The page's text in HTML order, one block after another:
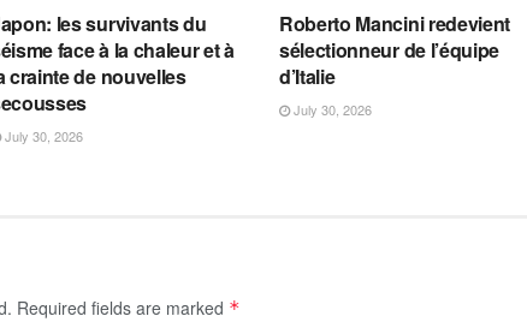
les survivants du
face à la chaleur et à
crainte de nouvelles
July 30, 2026
Roberto Mancini redevient
sélectionneur de l’équipe
d’Italie
July 30, 2026
Required fields are marked *